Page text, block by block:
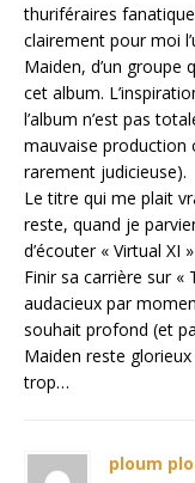
thuriféraires
clairement pour moi
Maiden, d’un groupe
cet album.
l’album n’est pas
mauvaise production
rarement judicieuse).
Le titre qui me plait
reste, quand je
d’écouter « Virtual XI
Finir sa carrière sur
audacieux par
souhait profond (et
Maiden reste
trop…
ploum